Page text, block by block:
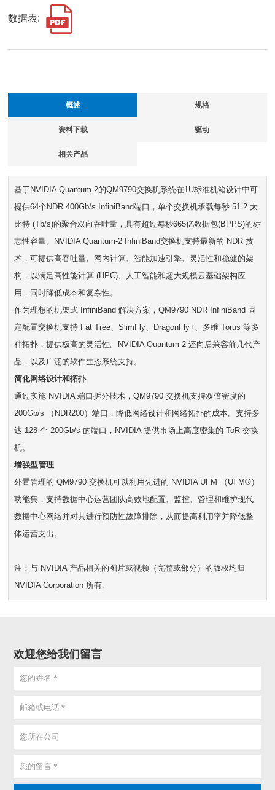
数据表:
概述 规格
资料下载 驱动
相关产品
基于NVIDIA Quantum-2的QM9790交换机系统在1U标准机箱设计中可
提供64个NDR 400Gb/s InfiniBand端口，单个交换机承载每秒 51.2 太
比特 (Tb/s)的聚合双向吞吐量，具有超过每秒665亿数据包(BPPS)的标
志性容量。NVIDIA Quantum-2 InfiniBand交换机支持最新的 NDR 技
术，可提供高吞吐量、网内计算、智能加速引擎、灵活性和稳健的架
构，以满足高性能计算 (HPC)、人工智能和超大规模云基础架构应
用，同时降低成本和复杂性。
作为理想的机架式 InfiniBand 解决方案，QM9790 NDR InfiniBand 固
定配置交换机支持 Fat Tree、SlimFly、DragonFly+、多维 Torus 等多
种拓扑，提供极高的灵活性。NVIDIA Quantum-2 还向后兼容前几代产
品，以及广泛的软件生态系统支持。
简化网络设计和拓扑
通过实施 NVIDIA 端口拆分技术，QM9790 交换机支持双倍密度的
200Gb/s （NDR200）端口，降低网络设计和网络拓扑的成本。支持多
达 128 个 200Gb/s 的端口，NVIDIA 提供市场上高度密集的 ToR 交换
机。
增强型管理
外置管理的 QM9790 交换机可以利用先进的 NVIDIA UFM （UFM®）
功能集，支持数据中心运营团队高效地配置、监控、管理和维护现代
数据中心网络并对其进行预防性故障排除，从而提高利用率并降低整
体运营支出。
注：与 NVIDIA 产品相关的图片或视频（完整或部分）的版权均归
NVIDIA Corporation 所有。
欢迎您给我们留言